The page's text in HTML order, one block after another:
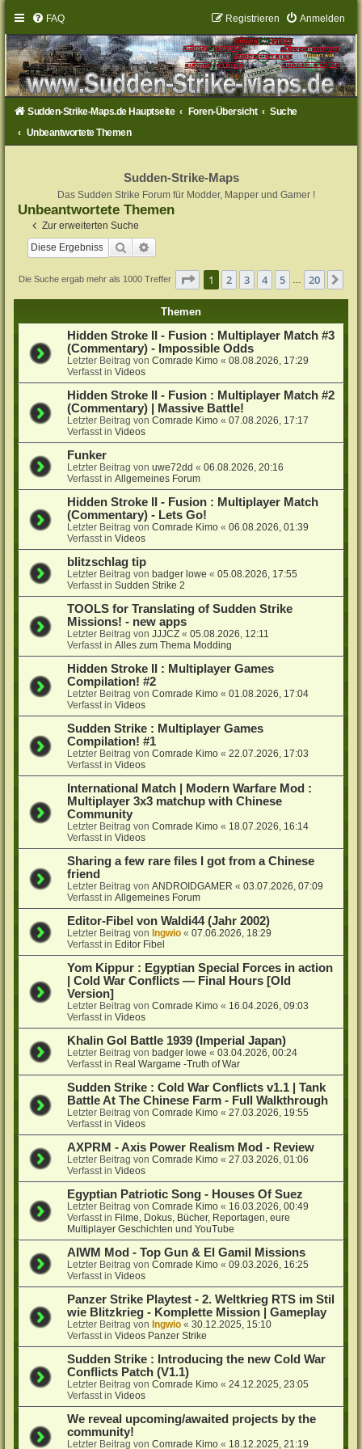
FAQ Anmelden
Registrieren
Sudden-Strike-Maps.de Hauptseite Foren-Übersicht
Suche
Unbeantwortete Themen
Sudden-Strike-Maps
Das Sudden Strike Forum für Modder, Mapper und Gamer !
Unbeantwortete Themen
Zur erweiterten Suche
Suche
Die Suche ergab mehr als 1000 Treffer Seite 1von 20
1 2 3 4 5 20
Themen
Hidden Stroke II - Fusion : Multiplayer Match #3
(Commentary) - Impossible Odds
Letzter Beitrag vonComrade Kimo «08.08.2026, 17:29
Verfasst inVideos
Hidden Stroke II - Fusion : Multiplayer Match #2
(Commentary) | Massive Battle!
Letzter Beitrag vonComrade Kimo «07.08.2026, 17:17
Verfasst inVideos
Funker
Letzter Beitrag vonuwe72dd «06.08.2026, 20:16
Verfasst inAllgemeines Forum
Hidden Stroke II - Fusion : Multiplayer Match
(Commentary) - Lets Go!
Letzter Beitrag vonComrade Kimo «06.08.2026, 01:39
Verfasst inVideos
blitzschlag tip
Letzter Beitrag vonbadger lowe «05.08.2026, 17:55
Verfasst inSudden Strike 2
TOOLS for Translating of Sudden Strike
Missions! - new apps
Letzter Beitrag vonJJJCZ «05.08.2026, 12:11
Verfasst inAlles zum Thema Modding
Hidden Stroke II : Multiplayer Games
Compilation! #2
Letzter Beitrag vonComrade Kimo «01.08.2026, 17:04
Verfasst inVideos
Sudden Strike : Multiplayer Games
Compilation! #1
Letzter Beitrag vonComrade Kimo «22.07.2026, 17:03
Verfasst inVideos
International Match | Modern Warfare Mod :
Multiplayer 3x3 matchup with Chinese
Community
Letzter Beitrag vonComrade Kimo « 18.07.2026, 16:14
Verfasst inVideos
Sharing a few rare files I got from a Chinese
friend
Letzter Beitrag vonANDROIDGAMER «03.07.2026, 07:09
Verfasst inAllgemeines Forum
Editor-Fibel von Waldi44 (Jahr 2002)
Letzter Beitrag vonIngwio «07.06.2026, 18:29
Verfasst in Editor Fibel
Yom Kippur : Egyptian Special Forces in action
| Cold War Conflicts — Final Hours [Old
Version]
Letzter Beitrag vonComrade Kimo « 16.04.2026, 09:03
Verfasst inVideos
Khalin Gol Battle 1939 (Imperial Japan)
Letzter Beitrag vonbadger lowe «03.04.2026, 00:24
Verfasst in Real Wargame -Truth of War
Sudden Strike : Cold War Conflicts v1.1 | Tank
Battle At The Chinese Farm - Full Walkthrough
Letzter Beitrag vonComrade Kimo «27.03.2026, 19:55
Verfasst inVideos
AXPRM - Axis Power Realism Mod - Review
Letzter Beitrag vonComrade Kimo «27.03.2026, 01:06
Verfasst inVideos
Egyptian Patriotic Song - Houses Of Suez
Letzter Beitrag vonComrade Kimo « 16.03.2026, 00:49
Verfasst in Filme, Dokus, Bücher, Reportagen, eure
Multiplayer Geschichten und YouTube
AIWM Mod - Top Gun & El Gamil Missions
Letzter Beitrag vonComrade Kimo «09.03.2026, 16:25
Verfasst inVideos
Panzer Strike Playtest - 2. Weltkrieg RTS im Stil
wie Blitzkrieg - Komplette Mission | Gameplay
Letzter Beitrag vonIngwio «30.12.2025, 15:10
Verfasst inVideos Panzer Strike
Sudden Strike : Introducing the new Cold War
Conflicts Patch (V1.1)
Letzter Beitrag vonComrade Kimo «24.12.2025, 23:05
Verfasst inVideos
We reveal upcoming/awaited projects by the
community!
Letzter Beitrag vonComrade Kimo « 18.12.2025, 21:19